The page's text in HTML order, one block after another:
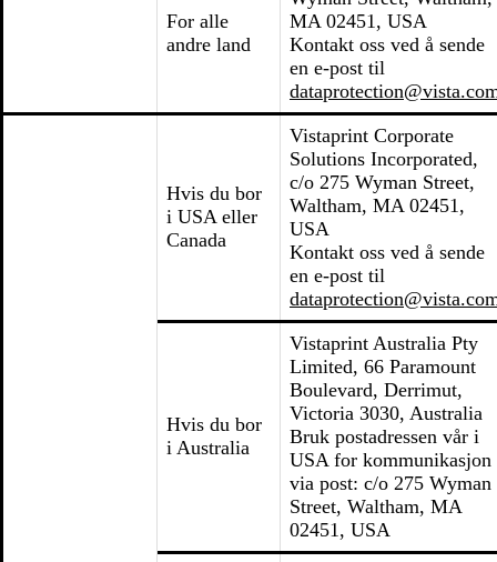
For alle
andre land
MA 02451, USA
Kontakt oss ved å sende
en e-post til
Hvis du bor
i USA eller
Canada
Vistaprint Corporate
Solutions Incorporated,
c/o 275 Wyman Street,
Waltham, MA 02451,
USA
Kontakt oss ved å sende
en e-post til
Hvis du bor
i Australia
Vistaprint Australia Pty
Limited, 66 Paramount
Boulevard, Derrimut,
Victoria 3030, Australia
Bruk postadressen vår i
USA for kommunikasjon
via post: c/o 275 Wyman
Street, Waltham, MA
02451, USA